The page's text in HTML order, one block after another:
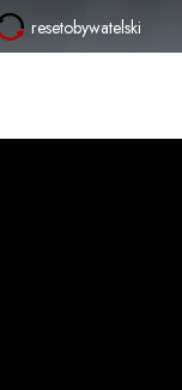
resetobywatelski